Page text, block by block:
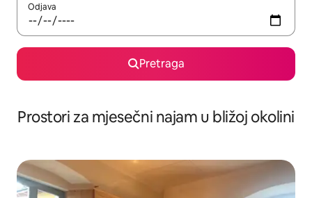
Odjava
Pretraga
Prostori za mjesečni najam u bližoj okolini